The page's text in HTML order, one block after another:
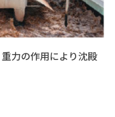
力の作用により沈殿